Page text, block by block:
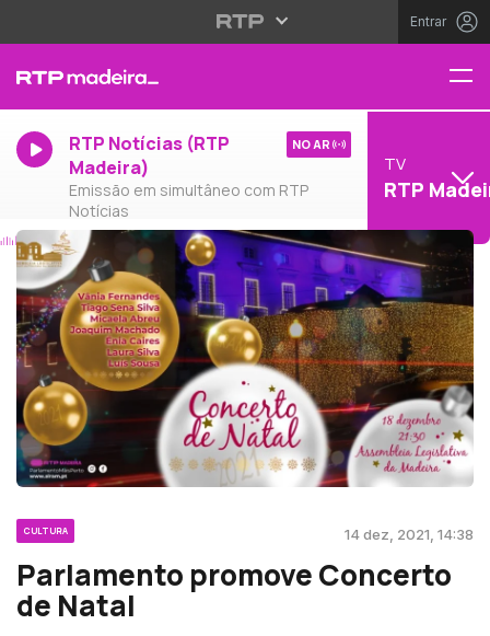
Entrar
RTP Notícias (RTP
Madeira)
Emissão em simultâneo com RTP
Notícias
NO AR
TV
RTP
CULTURA 14 dez, 2021, 14:38
Parlamento promove Concerto
de Natal